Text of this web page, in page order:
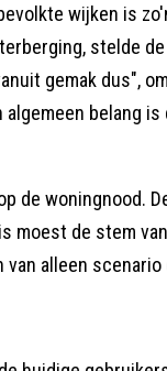
wijken is
stelde
gemak dus",
belang
de woningnood.
moest de stem
alleen scenario